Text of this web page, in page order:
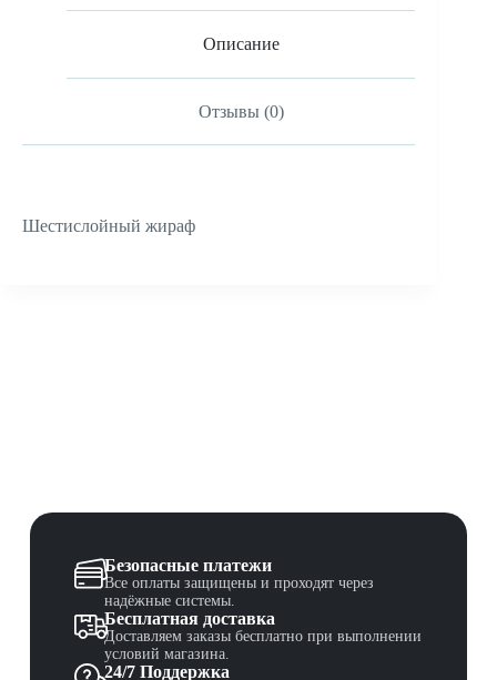
Описание
Отзывы (0)
Шестислойный жираф
Безопасные платежи
Все оплаты защищены и проходят через
надёжные системы.
Бесплатная доставка
Доставляем заказы бесплатно при выполнении
условий магазина.
24/7 Поддержка